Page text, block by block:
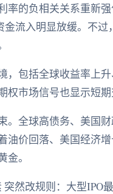
率的负相关关系重新
金流入明显放缓。不
，包括全球收益率上
权市场信号也显示短期
。全球高债务、美国
油价回落、美国经济
。
突然改规则：大型IPO